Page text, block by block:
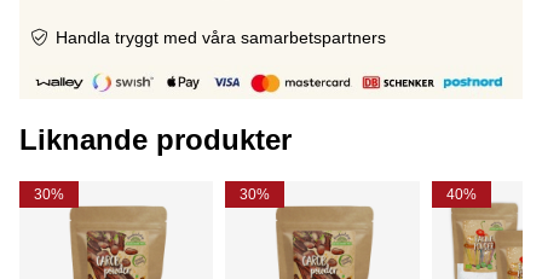
Handla tryggt med våra samarbetspartners
Liknande produkter
30% 30% 40%